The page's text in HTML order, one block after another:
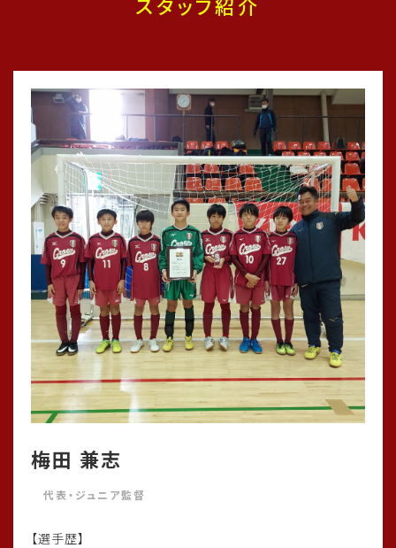
4年生Asiaジュニアチャンピオンシップ優勝🏆
期日：2026年1月17.18日（土.日）
場所：時之栖スポーツセンター
大会名：AsiaジュニアチャンピオンシップU-10
🏆優勝🏆
4年生がAsiaジュニアチャンピオンシップで優勝致しました！
4年生の皆さんおめでとう御座います😊
関係者の皆様、大変ありがとうございました。
梅田 兼志
代表・ジュニア監督
【選手歴】